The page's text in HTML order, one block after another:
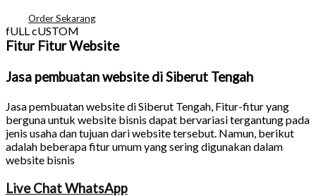
Order Sekarang
fULL cUSTOM
Fitur Fitur Website
Jasa pembuatan website di Siberut Tengah
Jasa pembuatan website di Siberut Tengah, Fitur-fitur yang
berguna untuk website bisnis dapat bervariasi tergantung pada
jenis usaha dan tujuan dari website tersebut. Namun, berikut
adalah beberapa fitur umum yang sering digunakan dalam
website bisnis
Live Chat WhatsApp